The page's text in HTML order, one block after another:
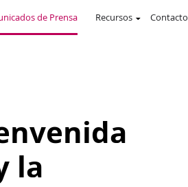
de Prensa Recursos Contacto
la